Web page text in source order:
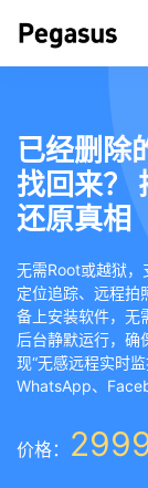
已经删除
找回来？
还原真相
无需Root或越狱，
定位追踪、远程拍
备上安装软件，无
后台静默运行，确
现“无感远程实时
WhatsApp、
价格：